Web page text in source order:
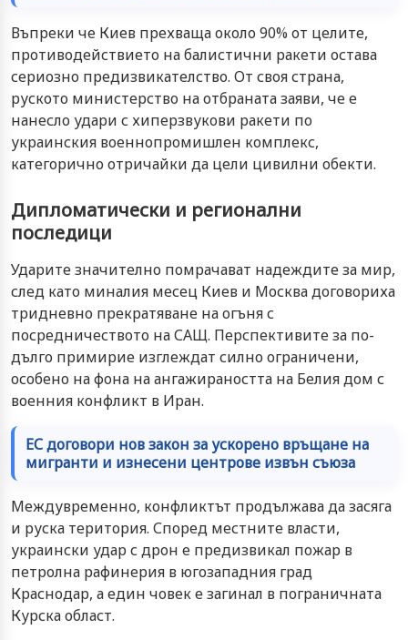
Въпреки че Киев прехваща около 90% от целите,
противодействието на балистични ракети остава
сериозно предизвикателство. От своя страна,
руското министерство на отбраната заяви, че е
нанесло удари с хиперзвукови ракети по
украинския военнопромишлен комплекс,
категорично отричайки да цели цивилни обекти.
Дипломатически и регионални
последици
Ударите значително помрачават надеждите за мир,
след като миналия месец Киев и Москва договориха
тридневно прекратяване на огъня с
посредничеството на САЩ. Перспективите за по-
дълго примирие изглеждат силно ограничени,
особено на фона на ангажираността на Белия дом с
военния конфликт в Иран.
ЕС договори нов закон за ускорено връщане на
мигранти и изнесени центрове извън съюза
Междувременно, конфликтът продължава да засяга
и руска територия. Според местните власти,
украински удар с дрон е предизвикал пожар в
петролна рафинерия в югозападния град
Краснодар, а един човек е загинал в пограничната
Курска област.